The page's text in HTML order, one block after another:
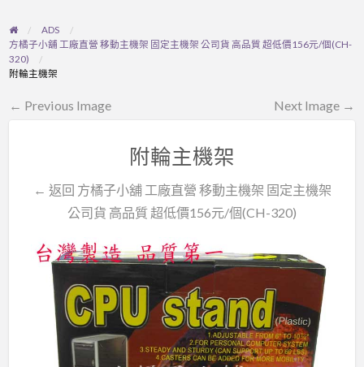
ADS
方橘子小舖 工廠直營 移動主機架 固定主機架 公司貨 高品質 超低價156元/個(CH-
320)
附輪主機架
← Previous Image Next Image →
附輪主機架
← 返回 方橘子小舖 工廠直營 移動主機架 固定主機架
公司貨 高品質 超低價156元/個(CH-320)